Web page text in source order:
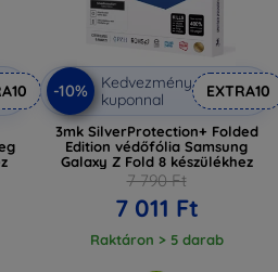
-10%
Kedvezmény
kuponnal
EXTRA10
3mk SilverProtection+ Folded
Edition védőfólia Samsung
Galaxy Z Fold 8 készülékhez
7 790 Ft
7 011 Ft
Raktáron > 5 darab